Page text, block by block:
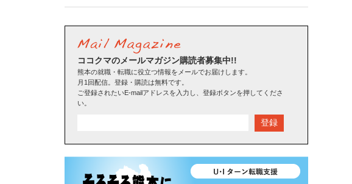
ココクマのメールマガジン購読者募集中!!
熊本の就職・転職に役立つ情報をメールでお届けします。
月1回配信。登録・購読は無料です。
ご登録されたいE-mailアドレスを入力し、登録ボタンを押してくださ
い。
登録